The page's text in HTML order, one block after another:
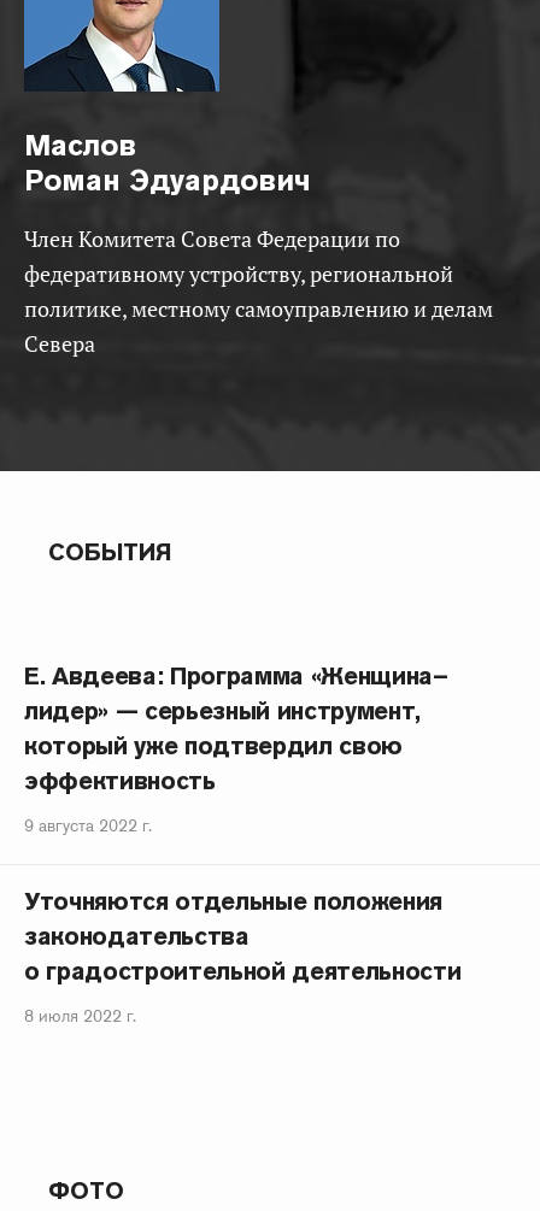
Маслов
Роман Эдуардович
Член Комитета Совета Федерации по
федеративному устройству, региональной
политике, местному самоуправлению и делам
Севера
СОБЫТИЯ
Е. Авдеева: Программа «Женщина–
лидер» — серьезный инструмент,
который уже подтвердил свою
эффективность
9 августа 2022 г.
Уточняются отдельные положения
законодательства
о градостроительной деятельности
8 июля 2022 г.
ФОТО